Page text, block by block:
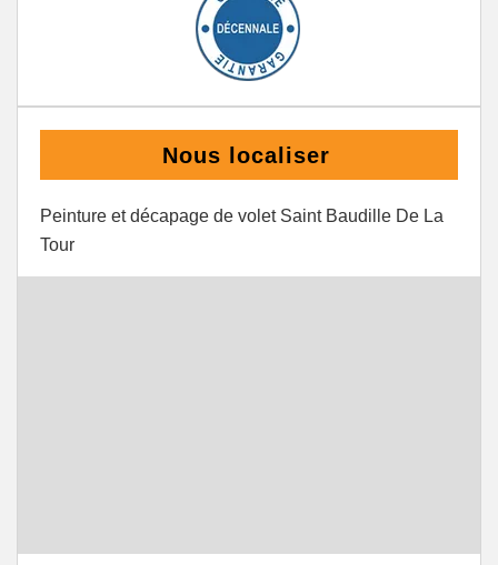
Nous localiser
Peinture et décapage de volet Saint Baudille De La
Tour